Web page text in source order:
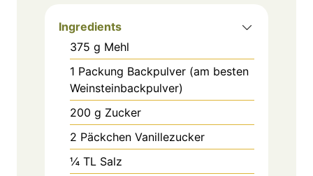
Ingredients
375 g Mehl
1 Packung Backpulver (am besten
Weinsteinbackpulver)
200 g Zucker
2 Päckchen Vanillezucker
¼ TL Salz